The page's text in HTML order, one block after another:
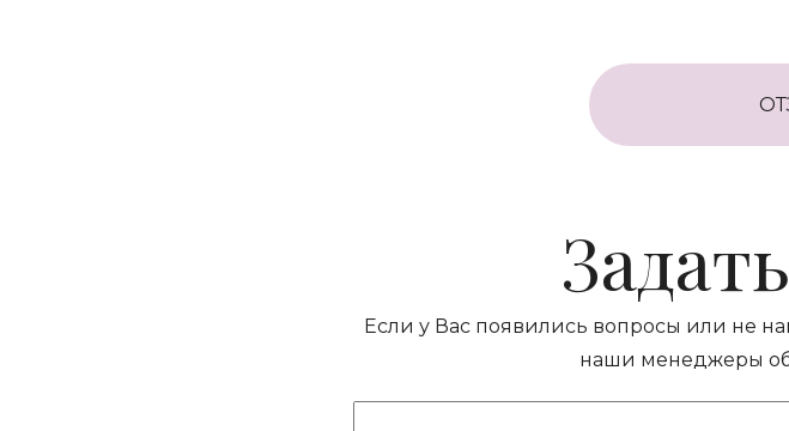
Если у Вас появились вопросы или не
наши менеджеры